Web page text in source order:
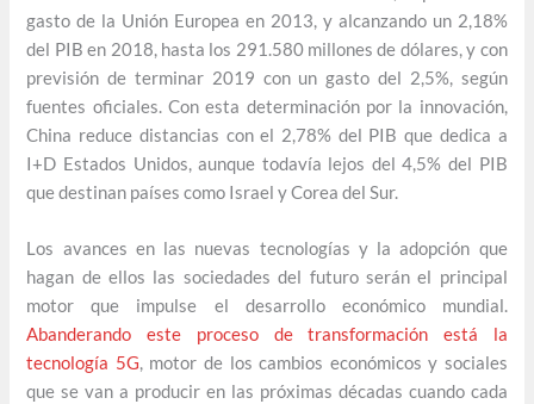
gasto de la Unión Europea en 2013, y alcanzando un 2,18%
del PIB en 2018, hasta los 291.580 millones de dólares, y con
previsión de terminar 2019 con un gasto del 2,5%, según
fuentes oficiales. Con esta determinación por la innovación,
China reduce distancias con el 2,78% del PIB que dedica a
I+D Estados Unidos, aunque todavía lejos del 4,5% del PIB
que destinan países como Israel y Corea del Sur.
Los avances en las nuevas tecnologías y la adopción que
hagan de ellos las sociedades del futuro serán el principal
motor que impulse el desarrollo económico mundial.
Abanderando este proceso de transformación está la
tecnología 5G, motor de los cambios económicos y sociales
que se van a producir en las próximas décadas cuando cada